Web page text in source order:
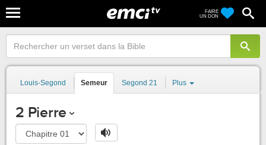
FAIRE
UN DON
Louis-Segond Semeur Segond 21 Plus
2 Pierre